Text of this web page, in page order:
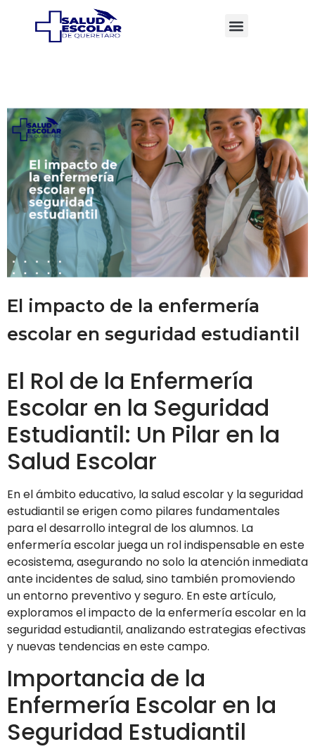
El impacto de la enfermería
escolar en seguridad estudiantil
El Rol de la Enfermería
Escolar en la Seguridad
Estudiantil: Un Pilar en la
Salud Escolar
En el ámbito educativo, la salud escolar y la seguridad
estudiantil se erigen como pilares fundamentales
para el desarrollo integral de los alumnos. La
enfermería escolar juega un rol indispensable en este
ecosistema, asegurando no solo la atención inmediata
ante incidentes de salud, sino también promoviendo
un entorno preventivo y seguro. En este artículo,
exploramos el impacto de la enfermería escolar en la
seguridad estudiantil, analizando estrategias efectivas
y nuevas tendencias en este campo.
Importancia de la
Enfermería Escolar en la
Seguridad Estudiantil